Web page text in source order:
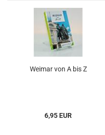
Weimar von A bis Z
6,95 EUR